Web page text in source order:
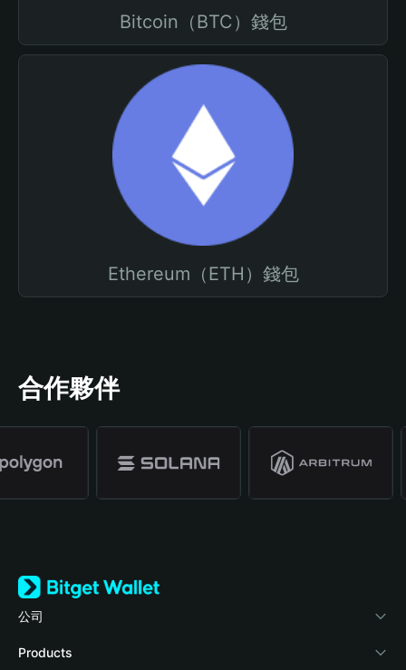
Bitcoin（BTC）錢包
Ethereum（ETH）錢包
合作夥伴
公司
關於 Bitget Wallet
Products